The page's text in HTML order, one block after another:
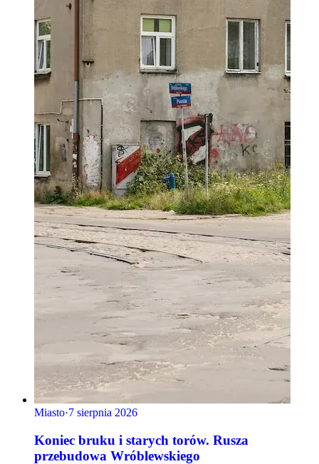
Miasto·7 sierpnia 2026
Koniec bruku i starych torów. Rusza
przebudowa Wróblewskiego